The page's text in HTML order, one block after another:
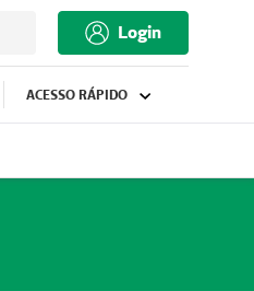
Login
ACESSO RÁPIDO